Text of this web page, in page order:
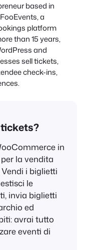
based in
a
platform
than 15 years,
and
sell tickets,
check-ins,
in
la vendita
i biglietti
le
invia biglietti
ed
avrai tutto
eventi di